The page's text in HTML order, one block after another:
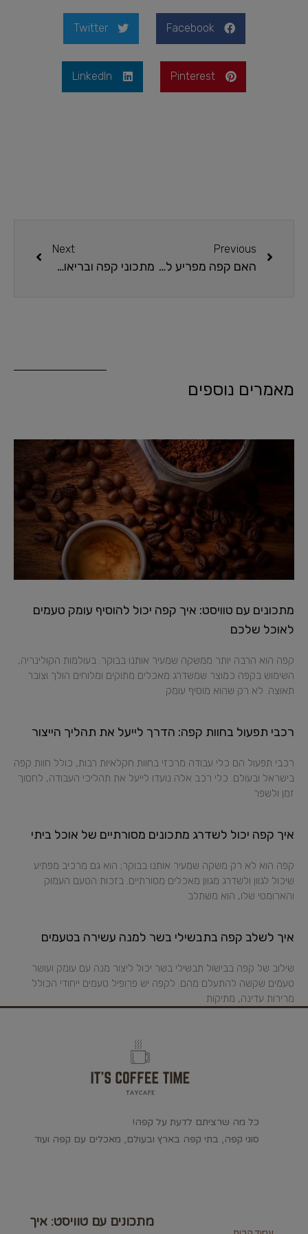
Facebook
Twitter
Pinterest
LinkedIn
Previous
האם קפה מפריע לקשב וריכוז
Next
מתכוני קפה ובריאות: איך לשלב את המשקה האהוב בתזונה היומית שלך
מאמרים נוספים
מתכונים עם טוויסט: איך קפה יכול להוסיף עומק טעמים
לאוכל שלכם
קפה הוא הרבה יותר ממשקה שמעיר אותנו בבוקר. בעולמות הקולינריה,
השימוש בקפה כמוצר שמשדרג מאכלים מתוקים ומלוחים הולך וצובר
תאוצה. לא רק שהוא מוסיף עומק
רכבי תפעול בחוות קפה: הדרך לייעל את תהליך הייצור
רכבי תפעול הם כלי עבודה מרכזי בחוות חקלאיות רבות, כולל חוות קפה
בישראל ובעולם. כלי רכב אלה נועדו לייעל את תהליכי העבודה, לחסוך
זמן ולשפר
איך קפה יכול לשדרג מתכונים מסורתיים של אוכל ביתי
קפה הוא לא רק משקה שמעיר אותנו בבוקר; הוא גם מרכיב מפתיע
שיכול לגוון ולשדרג מגוון מאכלים מסורתיים. בזכות הטעם העמוק
והארומטי שלו, הוא משתלב
איך לשלב קפה בתבשילי בשר למנה עשירה בטעמים
שילוב של קפה בבישול תבשילי בשר יכול ליצור מנה עם עומק ועושר
טעמים שקשה להתעלם מהם. לקפה יש פרופיל טעמים ייחודי הכולל
מרירות עדינה, מתיקות
כל מה שרציתם לדעת על קפה!
סוגי קפה, בתי קפה בארץ ובעולם, מאכלים עם קפה ועוד
מתכונים עם טוויסט: איך